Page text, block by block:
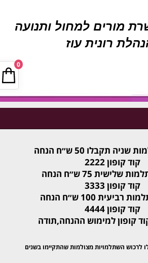
מורים למחול ותנועה
רונית עוז
תקבלו 50 ש״ח הנחה
קוד קופון 2222
75 ש״ח הנחה
קוד קופון 3333
100 ש״ח הנחה
קוד קופון 4444
קופון למימוש ההנחה,תודה
לרכוש השתלמויות מצולמות שהתקיימו בשנים
0